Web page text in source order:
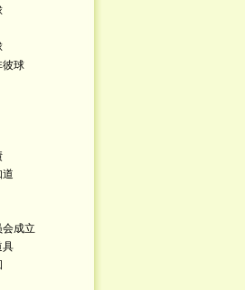
彼球
道
会成立
具